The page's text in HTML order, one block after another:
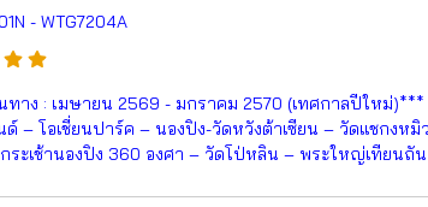
- WTG7204A
ทาง : เมษายน 2569 - มกราคม 2570 (เทศกาลปีใหม่)***
– โอเชี่ยนปาร์ค – นองปิง-วัดหวังต้าเซียน – วัดแชกงห
ระเช้านองปิง 360 องศา – วัดโป่หลิน – พระใหญ่เทียนถั